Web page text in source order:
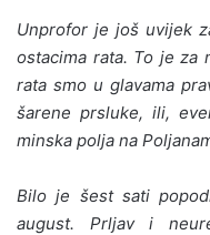
Unprofor je još uvijek
ostacima rata. To je za
rata smo u glavama
šarene prsluke, ili,
minska polja na
Bilo je šest sati
august. Prljav i